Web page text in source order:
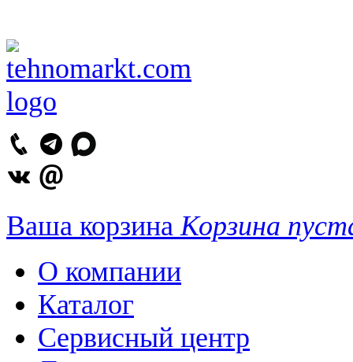
Ваша корзина Корзина
О компании
Каталог
Сервисный центр